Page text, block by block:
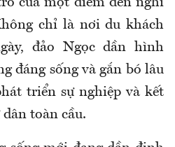
của một điểm đến nghỉ
chỉ là nơi du khách
đảo Ngọc dần hình
đáng sống và gắn bó lâu
triển sự nghiệp và kết
toàn cầu.